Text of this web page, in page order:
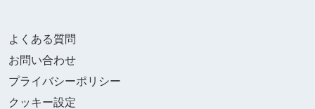
よくある質問
お問い合わせ
プライバシーポリシー
クッキー設定